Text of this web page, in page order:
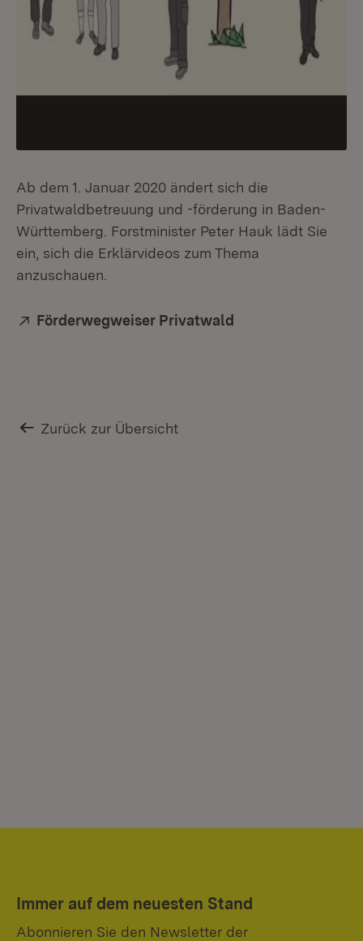
Ab dem 1. Januar 2020 ändert sich die
Privatwaldbetreuung und -förderung in Baden-
Württemberg. Forstminister Peter Hauk lädt Sie
ein, sich die Erklärvideos zum Thema
anzuschauen.
Extern:
Förderwegweiser Privatwald
Zurück zur Übersicht
Immer auf dem neuesten Stand
Abonnieren Sie den Newsletter der